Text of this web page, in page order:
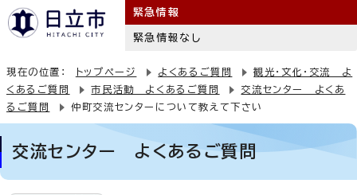
緊急情報
緊急情報なし
現在の位置： トップページ よくあるご質問
観光・文化・交流 よ
くあるご質問
市民活動 よくあるご質問
交流センター よくあ
るご質問
仲町交流センターについて教えて下さい
交流センター よくあるご質問